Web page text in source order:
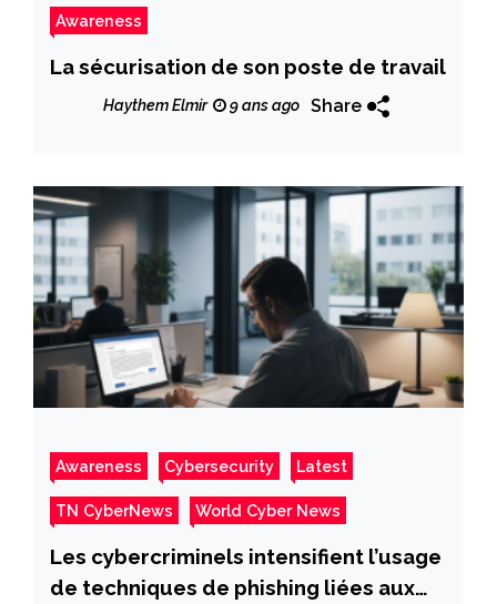
Awareness
La sécurisation de son poste de travail
Haythem Elmir 9 ans ago Share
Awareness Cybersecurity Latest
TN CyberNews World Cyber News
Les cybercriminels intensifient l’usage
de techniques de phishing liées aux